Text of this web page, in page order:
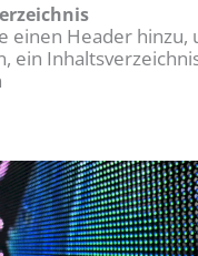
einen Header hinzu,
ein